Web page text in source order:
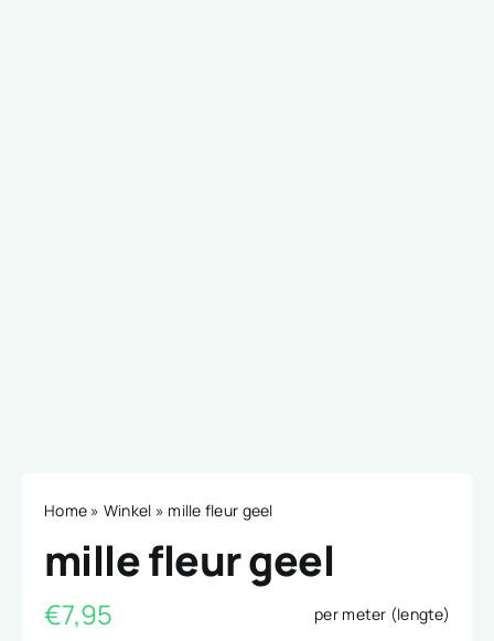
Home » Winkel » mille fleur geel
mille fleur geel
€7,95 per meter (lengte)